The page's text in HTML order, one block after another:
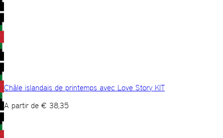
Châle islandais de printemps avec Love Story KIT
A partir de € 38,35